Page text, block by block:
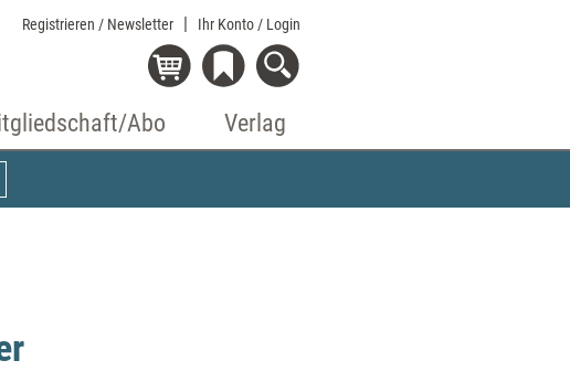
Registrieren / Newsletter Ihr Konto / Login
Abo Verlag